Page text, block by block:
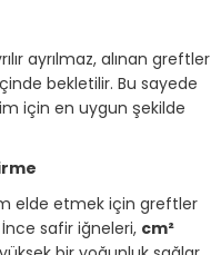
ayrılmaz, alınan greftler
bekletilir. Bu sayede
için en uygun şekilde
elde etmek için greftler
İnce safir iğneleri, cm²